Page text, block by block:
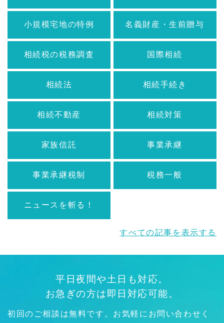
小規模宅地の特例 名義財産・生前贈与
相続税の税務調査 国際相続
相続法 相続手続き
相続不動産 相続対策
家族信託 事業承継
事業承継税制 税務一般
ニュースを斬る！
すべての記事を表示する
平日夜間や土日も対応。
お急ぎの方は即日対応可能。
初回のご相談は無料です。お気軽にお問い合わせく